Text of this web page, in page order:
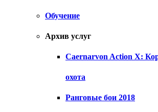
Обучение
Архив услуг
Caernarvon Action X:
охота
Ранговые бои 2018